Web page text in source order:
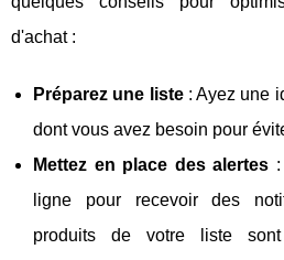
d'achat :
Préparez une liste: Ayez une
dont vous avez besoin pour
Mettez en place des alertes
ligne pour recevoir des
produits de votre liste